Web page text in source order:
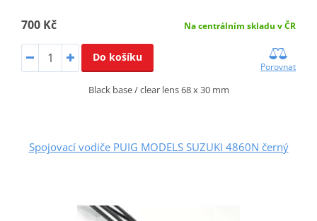
700 Kč Na centrálním skladu v ČR
Do košíku
Porovnat
Black base / clear lens 68 x 30 mm
Spojovací vodiče PUIG MODELS SUZUKI 4860N černý